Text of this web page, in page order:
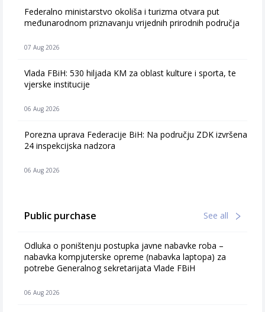
Federalno ministarstvo okoliša i turizma otvara put
međunarodnom priznavanju vrijednih prirodnih područja
07 Aug 2026
Vlada FBiH: 530 hiljada KM za oblast kulture i sporta, te
vjerske institucije
06 Aug 2026
Porezna uprava Federacije BiH: Na području ZDK izvršena
24 inspekcijska nadzora
06 Aug 2026
Public purchase See all
Odluka o poništenju postupka javne nabavke roba –
nabavka kompjuterske opreme (nabavka laptopa) za
potrebe Generalnog sekretarijata Vlade FBiH
06 Aug 2026